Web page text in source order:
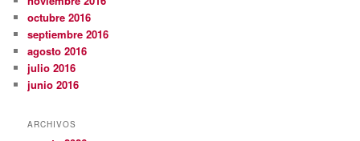
octubre 2016
septiembre 2016
agosto 2016
julio 2016
junio 2016
ARCHIVOS